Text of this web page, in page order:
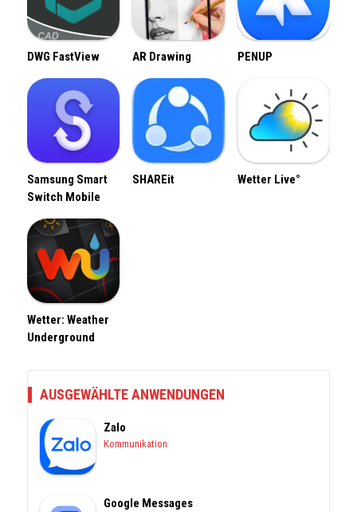
DWG FastView AR Drawing PENUP
Samsung Smart
Switch Mobile
SHAREit Wetter Live°
Wetter: Weather
Underground
AUSGEWÄHLTE ANWENDUNGEN
Zalo
Kommunikation
Google Messages